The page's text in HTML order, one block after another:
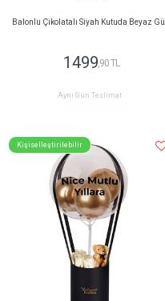
Balonlu Çikolatalı Siyah Kutuda Beyaz Gül
1499,90 TL
Aynı Gün Teslimat
Kişiselleştirilebilir